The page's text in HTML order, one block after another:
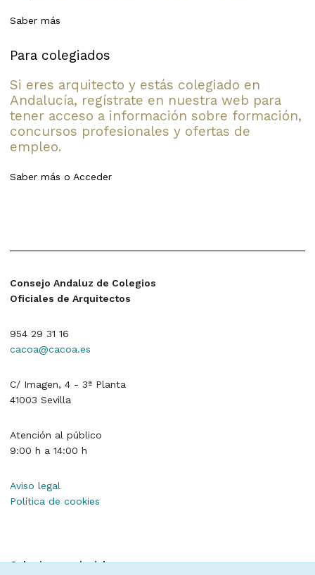
Saber más
Para colegiados
Si eres arquitecto y estás colegiado en
Andalucía, regístrate en nuestra web para
tener acceso a información sobre formación,
concursos profesionales y ofertas de
empleo.
Saber más o Acceder
Consejo Andaluz de Colegios
Oficiales de Arquitectos
954 29 31 16
cacoa@cacoa.es
C/ Imagen, 4 - 3ª Planta
41003 Sevilla
Atención al público
9:00 h a 14:00 h
Aviso legal
Política de cookies
Colegios provinciales